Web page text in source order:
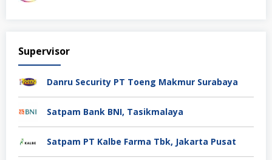
Supervisor
Danru Security PT Toeng Makmur Surabaya
Satpam Bank BNI, Tasikmalaya
Satpam PT Kalbe Farma Tbk, Jakarta Pusat